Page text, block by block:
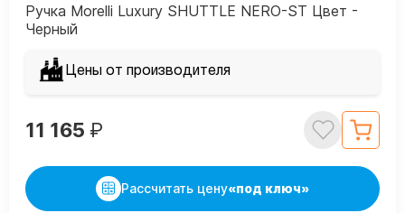
Ручка Morelli Luxury SHUTTLE NERO-ST Цвет -
Черный
Цены от производителя
11 165 ₽
Рассчитать цену«под ключ»